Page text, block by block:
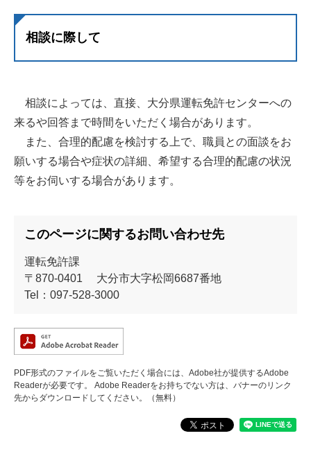
相談に際して
相談によっては、直接、大分県運転免許センターへの
来るや回答まで時間をいただく場合があります。
また、合理的配慮を検討する上で、職員との面談をお
願いする場合や症状の詳細、希望する合理的配慮の状況
等をお伺いする場合があります。
このページに関するお問い合わせ先
運転免許課
〒870-0401
大分市大字松岡6687番地
Tel：097-528-3000
PDF形式のファイルをご覧いただく場合には、Adobe社が提供するAdobe
Readerが必要です。
Adobe Readerをお持ちでない方は、バナーのリンク
先からダウンロードしてください。（無料）